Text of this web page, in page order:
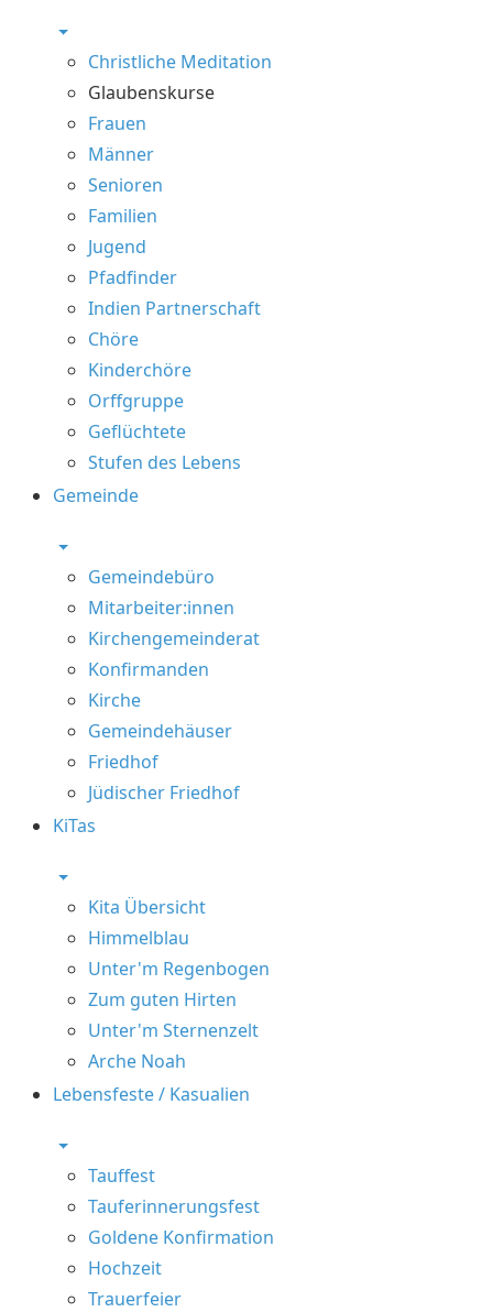
Christliche Meditation
Glaubenskurse
Frauen
Männer
Senioren
Familien
Jugend
Pfadfinder
Indien Partnerschaft
Chöre
Kinderchöre
Orffgruppe
Geflüchtete
Stufen des Lebens
Gemeinde
Gemeindebüro
Mitarbeiter:innen
Kirchengemeinderat
Konfirmanden
Kirche
Gemeindehäuser
Friedhof
Jüdischer Friedhof
KiTas
Kita Übersicht
Himmelblau
Unter'm Regenbogen
Zum guten Hirten
Unter'm Sternenzelt
Arche Noah
Lebensfeste / Kasualien
Tauffest
Tauferinnerungsfest
Goldene Konfirmation
Hochzeit
Trauerfeier